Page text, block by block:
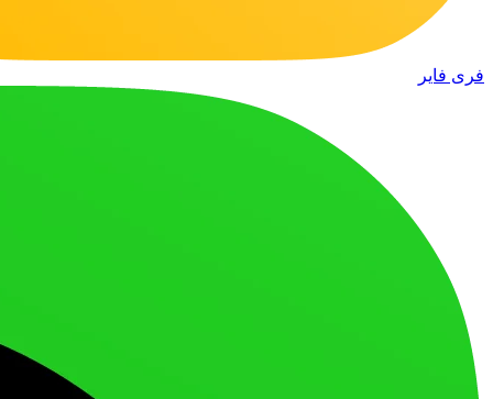
فری فایر